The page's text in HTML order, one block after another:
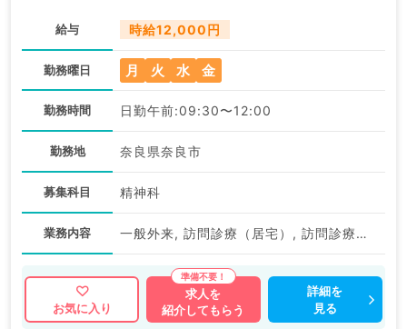
給与 時給12,000円
勤務曜日 月 火 水 金
勤務時間 日勤午前:09:30〜12:00
勤務地 奈良県奈良市
募集科目 精神科
業務内容 一般外来, 訪問診療（居宅）, 訪問診療（施設）
お気に入り
求人を
紹介してもらう
詳細を
見る